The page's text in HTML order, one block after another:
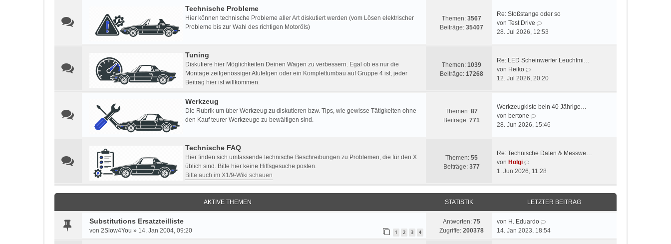
Technische Probleme
Hier können technische Probleme aller Art diskutiert werden (vom Lösen elektrischer
Probleme bis zur Wahl des richtigen Motoröls)
Themen: 3567
Beiträge: 35407
Re: Stoßstange oder so
von Test Drive
e
s
e
e
28. Jul 2026, 12:53
Tuning
Diskutiere hier Möglichkeiten Deinen Wagen zu verbessern. Egal ob es nur die
Montage zeitgenössiger Alufelgen oder ein Komplettumbau auf Gruppe 4 ist, jeder
Beitrag hier ist willkommen.
Themen: 1039
Beiträge: 17268
Re: LED Scheinwerfer Leuchtmi…
von Heiko
e
s
t
e
e
t
a
g
12. Jul 2026, 20:20
Werkzeug
Die Rubrik um über Werkzeug zu diskutieren bzw. Tips, wie gewisse Tätigkeiten ohne
den Kauf teurer Werkzeuge zu bewältigen sind.
Themen: 87
Beiträge: 771
Werkzeugkiste bein 40 Jährige…
von bertone
e
s
e
B
i
r
a
28. Jun 2026, 15:46
Technische FAQ
Hier finden sich umfassende technische Beschreibungen zu Problemen, die für den X
üblich sind. Bitte hier keine Hilfsgesuche posten.
Bitte auch im X1/9-Wiki schauen
Themen: 55
Beiträge: 377
Re: Technische Daten & Messwe…
von Holgi
e
r
B
1. Jun 2026, 11:28
AKTIVE THEMEN STATISTIK LETZTER BEITRAG
Substitutions Ersatzteilliste
von 2Slow4You » 14. Jan 2004, 09:20 1 2 3 4
Antworten: 75
Zugriffe: 200378
von H. Eduardo
14. Jan 2023, 18:54